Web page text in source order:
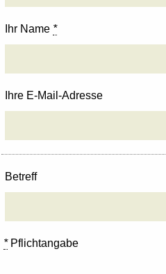
Ihr Name *
Ihre E-Mail-Adresse
Betreff
*Pflichtangabe